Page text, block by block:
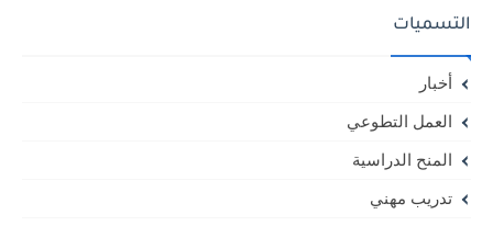
التسميات
أخبار
العمل التطوعي
المنح الدراسية
تدريب مهني